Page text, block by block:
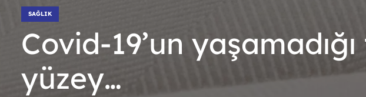
SAĞLIK
Covid-19’un
yüzey…